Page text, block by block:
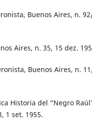
Buenos Aires, n.
Aires, n. 35, 15 dez.
Buenos Aires, n.
Historia del “Negro
1 set. 1955.